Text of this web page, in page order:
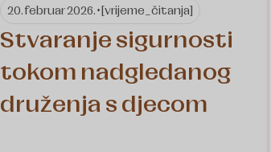
20. februar 2026. •[vrijeme_čitanja]
Stvaranje sigurnosti
tokom nadgledanog
druženja s djecom